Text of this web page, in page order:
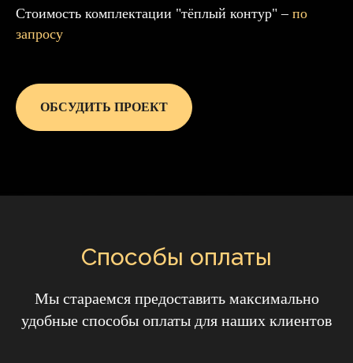
Стоимость комплектации "тёплый контур" – по
запросу
ОБСУДИТЬ ПРОЕКТ
Способы оплаты
Мы стараемся предоставить максимально
удобные способы оплаты для наших клиентов